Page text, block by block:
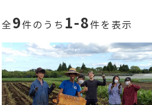
全9件のうち 1-8件を表示